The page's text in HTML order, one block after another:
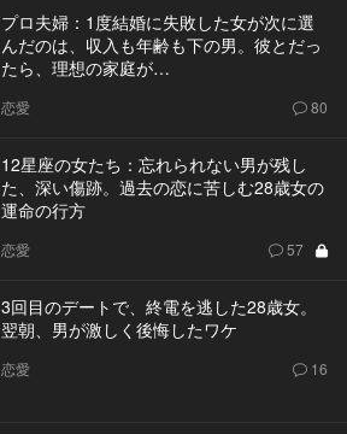
プロ夫婦：1度結婚に失敗した女が次に選
んだのは、収入も年齢も下の男。彼とだっ
たら、理想の家庭が…
恋愛 80
12星座の女たち：忘れられない男が残し
た、深い傷跡。過去の恋に苦しむ28歳女の
運命の行方
恋愛 57
3回目のデートで、終電を逃した28歳女。
翌朝、男が激しく後悔したワケ
恋愛 16